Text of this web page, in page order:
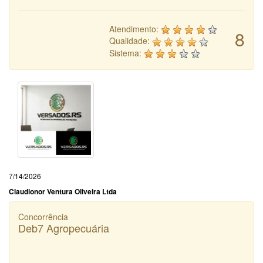
8
Atendimento:
Qualidade:
Sistema:
7/14/2026
Claudionor Ventura Oliveira Ltda
Concorrência
Deb7 Agropecuária